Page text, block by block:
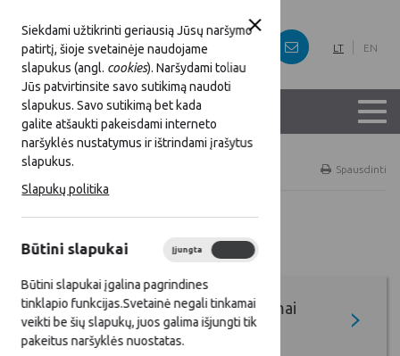
Siekdami užtikrinti geriausią Jūsų naršymo
patirtį, šioje svetainėje naudojame
slapukus (angl. cookies). Naršydami toliau
Jūs patvirtinsite savo sutikimą naudoti
slapukus. Savo sutikimą bet kada
galite atšaukti pakeisdami interneto
naršyklės nustatymus ir ištrindami įrašytus
slapukus.
Slapukų politika
Būtini slapukai Įjungta
Būtini slapukai įgalina pagrindines
tinklapio funkcijas.Svetainė negali tinkamai
veikti be šių slapukų, juos galima išjungti tik
pakeitus naršyklės nuostatas.
LT EN
Titulinis Spausdinti
Ateities kaimo kūrėjų apdovanojimai
(AKKA)